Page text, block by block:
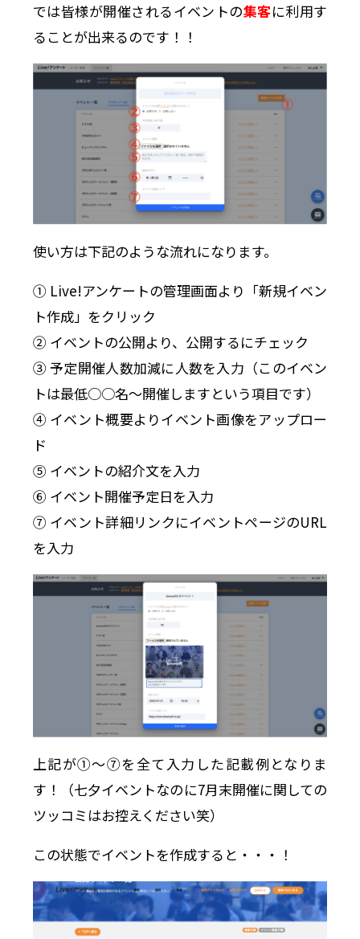
では皆様が開催されるイベントの集客に利用す
ることが出来るのです！！
使い方は下記のような流れになります。
① Live!アンケートの管理画面より「新規イベン
ト作成」をクリック
② イベントの公開より、公開するにチェック
③ 予定開催人数加減に人数を入力（このイベン
トは最低○○名〜開催しますという項目です）
④ イベント概要よりイベント画像をアップロー
ド
⑤ イベントの紹介文を入力
⑥ イベント開催予定日を入力
⑦ イベント詳細リンクにイベントページのURL
を入力
上記が①〜⑦を全て入力した記載例となりま
す！（七夕イベントなのに7月末開催に関しての
ツッコミはお控えください笑）
この状態でイベントを作成すると・・・！